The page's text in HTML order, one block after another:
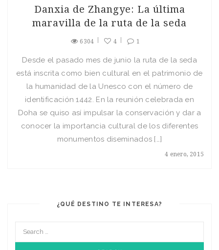
Danxia de Zhangye: La última
maravilla de la ruta de la seda
6304 4 1
4 enero, 2015
Desde el pasado mes de junio la ruta de la seda
está inscrita como bien cultural en el patrimonio de
la humanidad de la Unesco con el número de
identificación 1442. En la reunión celebrada en
Doha se quiso así impulsar la conservación y dar a
conocer la importancia cultural de los diferentes
monumentos diseminados […]
¿QUÉ DESTINO TE INTERESA?